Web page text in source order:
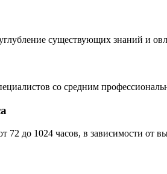
существующих знаний и
со средним
72 до 1024 часов, в зависимости от